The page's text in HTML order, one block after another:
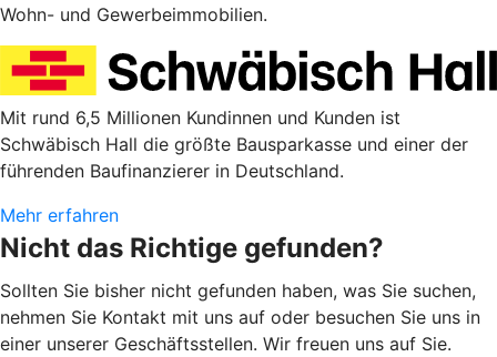
Wohn- und Gewerbeimmobilien.
Mit rund 6,5 Millionen Kundinnen und Kunden ist
Schwäbisch Hall die größte Bausparkasse und einer der
führenden Baufinanzierer in Deutschland.
Mehr erfahren
Nicht das Richtige gefunden?
Sollten Sie bisher nicht gefunden haben, was Sie suchen,
nehmen Sie Kontakt mit uns auf oder besuchen Sie uns in
einer unserer Geschäftsstellen. Wir freuen uns auf Sie.